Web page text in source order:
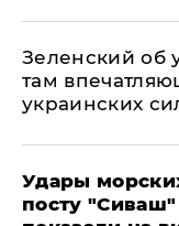
Зеленский об
там
украинских
Удары
посту